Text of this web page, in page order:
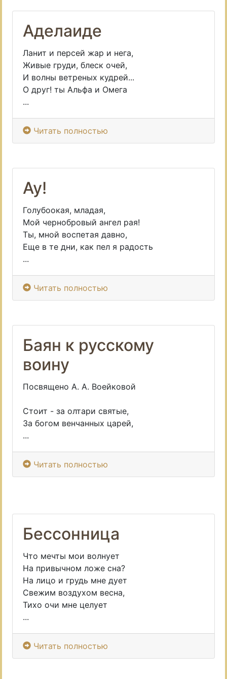
Аделаиде
Ланит и персей жар и нега,
Живые груди, блеск очей,
И волны ветреных кудрей...
О друг! ты Альфа и Омега
...
Читать полностью
Ау!
Голубоокая, младая,
Мой чернобровый ангел рая!
Ты, мной воспетая давно,
Еще в те дни, как пел я радость
...
Читать полностью
Баян к русскому
воину
Посвящено А. А. Воейковой
Стоит - за олтари святые,
За богом венчанных царей,
...
Читать полностью
Бессонница
Что мечты мои волнует
На привычном ложе сна?
На лицо и грудь мне дует
Свежим воздухом весна,
Тихо очи мне целует
...
Читать полностью